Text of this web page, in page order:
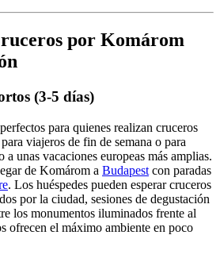
por Komárom
(3-5 días)
para quienes realizan cruceros
viajeros de fin de semana o para
a unas vacaciones europeas más amplias.
de Komárom a Budapest con paradas
. Los huéspedes pueden esperar cruceros
por la ciudad, sesiones de degustación
los monumentos iluminados frente al
ofrecen el máximo ambiente en poco